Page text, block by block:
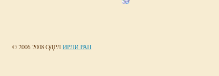
© 2006-2008 ОДРЛИРЛИ РАН